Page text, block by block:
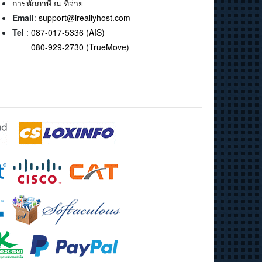
การหักภาษี ณ ที่จ่าย
Email: support@ireallyhost.com
Tel : 087-017-5336 (AIS)
080-929-2730 (TrueMove)